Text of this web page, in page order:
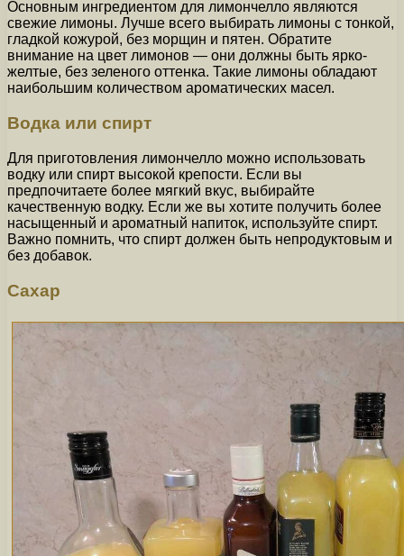
Основным ингредиентом для лимончелло являются
свежие лимоны. Лучше всего выбирать лимоны с тонкой,
гладкой кожурой, без морщин и пятен. Обратите
внимание на цвет лимонов — они должны быть ярко-
желтые, без зеленого оттенка. Такие лимоны обладают
наибольшим количеством ароматических масел.
Водка или спирт
Для приготовления лимончелло можно использовать
водку или спирт высокой крепости. Если вы
предпочитаете более мягкий вкус, выбирайте
качественную водку. Если же вы хотите получить более
насыщенный и ароматный напиток, используйте спирт.
Важно помнить, что спирт должен быть непродуктовым и
без добавок.
Сахар